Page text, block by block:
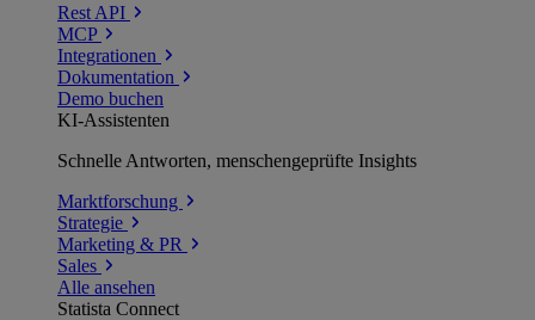
Rest API
MCP
Integrationen
Dokumentation
Demo buchen
KI-Assistenten
Schnelle Antworten, menschengeprüfte Insights
Marktforschung
Strategie
Marketing & PR
Sales
Alle ansehen
Statista Connect